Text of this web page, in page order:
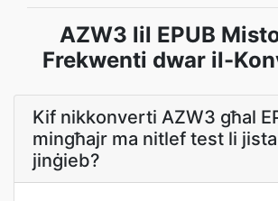
AZW3 lil EPUB
Frekwenti dwar il-
Kif nikkonverti AZW3 għal
mingħajr ma nitlef test li
jinġieb?